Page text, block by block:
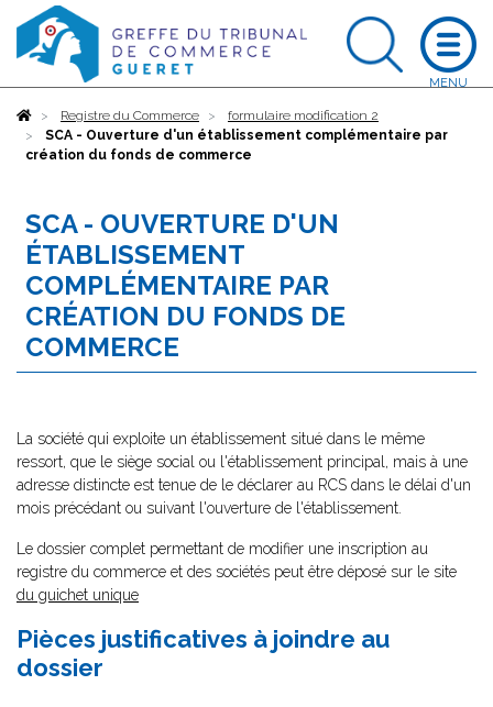
AccueilRegistre du Commerce
formulaire modification 2
SCA - Ouverture d'un établissement complémentaire par
création du fonds de commerce
SCA - OUVERTURE D'UN
ÉTABLISSEMENT
COMPLÉMENTAIRE PAR
CRÉATION DU FONDS DE
COMMERCE
La société qui exploite un établissement situé dans le même
ressort, que le siège social ou l'établissement principal, mais à une
adresse distincte est tenue de le déclarer au RCS dans le délai d'un
mois précédant ou suivant l'ouverture de l'établissement.
Le dossier complet permettant de modifier une inscription au
registre du commerce et des sociétés peut être déposé sur le site
du guichet unique
Pièces justificatives à joindre au
dossier